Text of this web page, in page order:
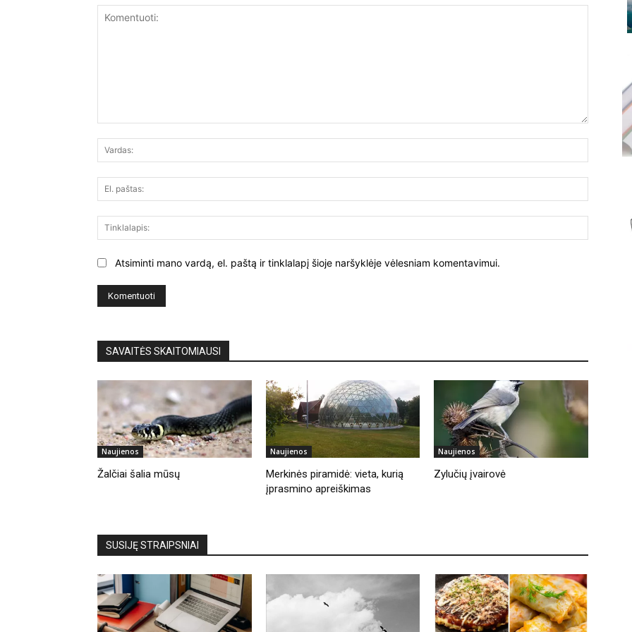
paštas:
Atsiminti mano vardą, el. paštą ir tinklalapį šioje naršyklėje vėlesniam komentavimui.
SAVAITĖS SKAITOMIAUSI
Naujienos
Žalčiai šalia mūsų
Naujienos
Merkinės piramidė: vieta, kurią
įprasmino apreiškimas
Naujienos
Zylučių įvairovė
SUSIJĘ STRAIPSNIAI